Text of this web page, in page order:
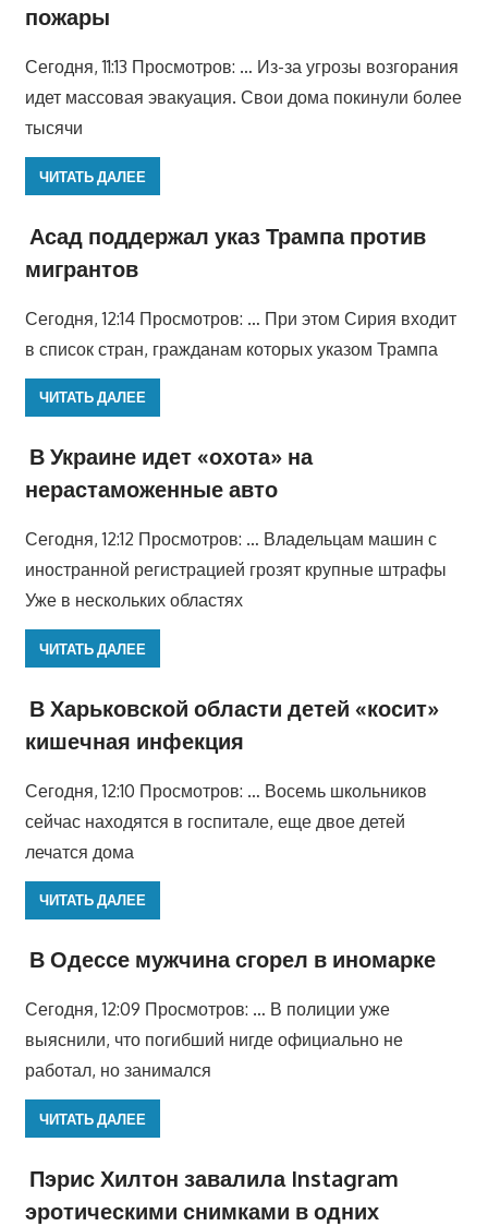
пожары
Сегодня, 11:13 Просмотров: … Из-за угрозы возгорания
идет массовая эвакуация. Свои дома покинули более
тысячи
ЧИТАТЬ ДАЛЕЕ
Асад поддержал указ Трампа против
мигрантов
Сегодня, 12:14 Просмотров: … При этом Сирия входит
в список стран, гражданам которых указом Трампа
ЧИТАТЬ ДАЛЕЕ
В Украине идет «охота» на
нерастаможенные авто
Сегодня, 12:12 Просмотров: … Владельцам машин с
иностранной регистрацией грозят крупные штрафы
Уже в нескольких областях
ЧИТАТЬ ДАЛЕЕ
В Харьковской области детей «косит»
кишечная инфекция
Сегодня, 12:10 Просмотров: … Восемь школьников
сейчас находятся в госпитале, еще двое детей
лечатся дома
ЧИТАТЬ ДАЛЕЕ
В Одессе мужчина сгорел в иномарке
Сегодня, 12:09 Просмотров: … В полиции уже
выяснили, что погибший нигде официально не
работал, но занимался
ЧИТАТЬ ДАЛЕЕ
Пэрис Хилтон завалила Instagram
эротическими снимками в одних